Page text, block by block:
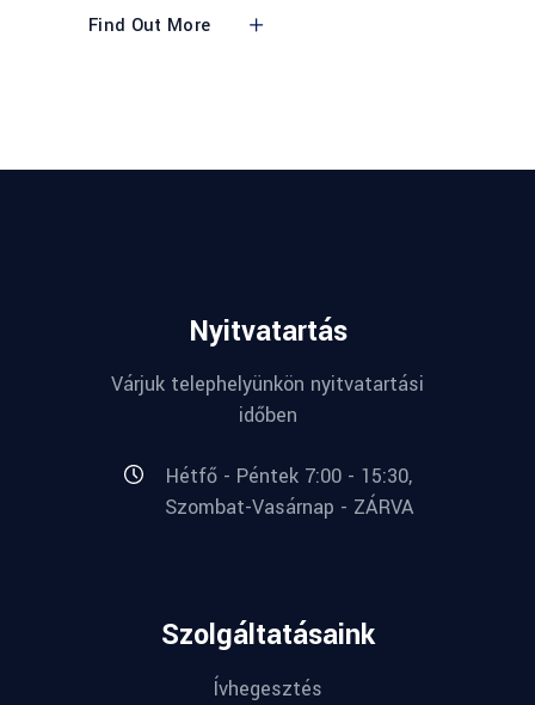
Find Out More
Nyitvatartás
Várjuk telephelyünkön nyitvatartási
időben
Hétfő - Péntek 7:00 - 15:30,
Szombat-Vasárnap - ZÁRVA
Szolgáltatásaink
Ívhegesztés